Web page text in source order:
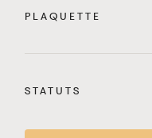
PLAQUETTE
STATUTS